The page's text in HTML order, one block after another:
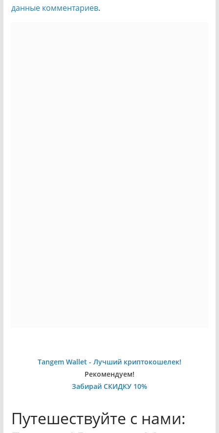
данные комментариев.
Tangem Wallet - Лучший криптокошелек!
Рекомендуем!
Забирай СКИДКУ 10%
Путешествуйте с нами: